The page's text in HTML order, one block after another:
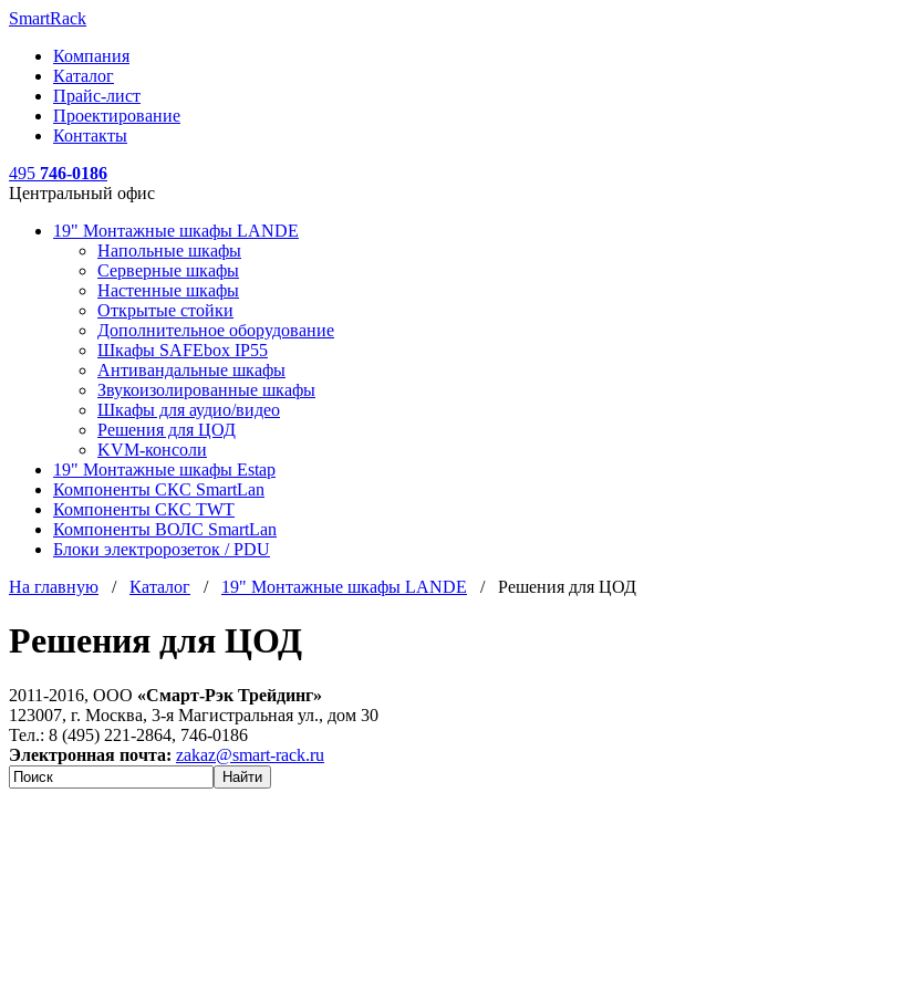
SmartRack
Компания
Каталог
Прайс-лист
Проектирование
Контакты
495 746-0186
Центральный офис
19" Монтажные шкафы LANDE
Напольные шкафы
Серверные шкафы
Настенные шкафы
Открытые стойки
Дополнительное оборудование
Шкафы SAFEbox IP55
Антивандальные шкафы
Звукоизолированные шкафы
Шкафы для аудио/видео
Решения для ЦОД
KVM-консоли
19" Монтажные шкафы Estap
Компоненты СКС SmartLan
Компоненты СКС TWT
Компоненты ВОЛС SmartLan
Блоки электророзеток / PDU
На главную / Каталог / 19" Монтажные шкафы LANDE / Решения для ЦОД
Решения для ЦОД
2011-2016, ООО «Смарт-Рэк Трейдинг»
123007, г. Москва, 3-я Магистральная ул., дом 30
Тел.: 8 (495) 221-2864, 746-0186
Электронная почта: zakaz@smart-rack.ru
Найти